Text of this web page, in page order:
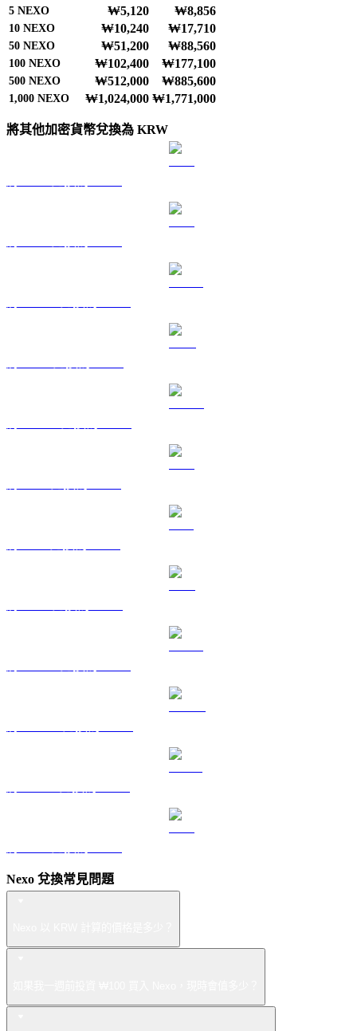
5 NEXO ₩5,120 ₩8,856
10 NEXO ₩10,240 ₩17,710
50 NEXO ₩51,200 ₩88,560
100 NEXO ₩102,400 ₩177,100
500 NEXO ₩512,000 ₩885,600
1,000 NEXO ₩1,024,000 ₩1,771,000
將其他加密貨幣兌換為 KRW
Nexo 兌換常見問題